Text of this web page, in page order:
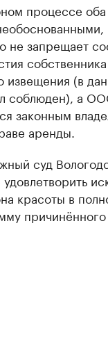
процессе оба
не запрещает
извещения (в
соблюден), а
законным
аренды.
суд
красоты в